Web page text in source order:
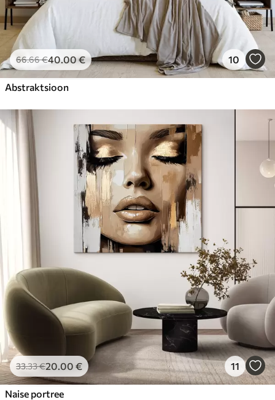
66.66€40.00€ 10
Abstraktsioon
33.33€20.00 € 11
Naise portree